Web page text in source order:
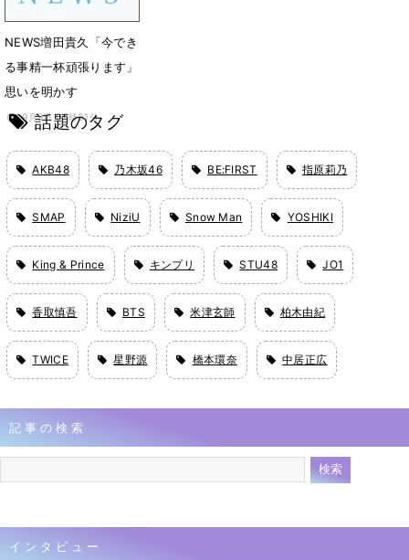
NEWS増田貴久「今でき
る事精一杯頑張ります」
思いを明かす
9月9日 07時31分
話題のタグ
AKB48 乃木坂46 BE:FIRST 指原莉乃
SMAP NiziU Snow Man YOSHIKI
King & Prince キンプリ STU48 JO1
香取慎吾 BTS 米津玄師 柏木由紀
TWICE 星野源 橋本環奈 中居正広
記事の検索
インタビュー